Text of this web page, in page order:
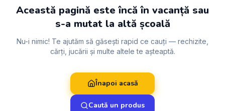
Această pagină este încă în vacanță sau
s-a mutat la altă școală
Nu-i nimic! Te ajutăm să găsești rapid ce cauți — rechizite,
cărți, jucării și multe altele te așteaptă.
Înapoi acasă
Caută un produs